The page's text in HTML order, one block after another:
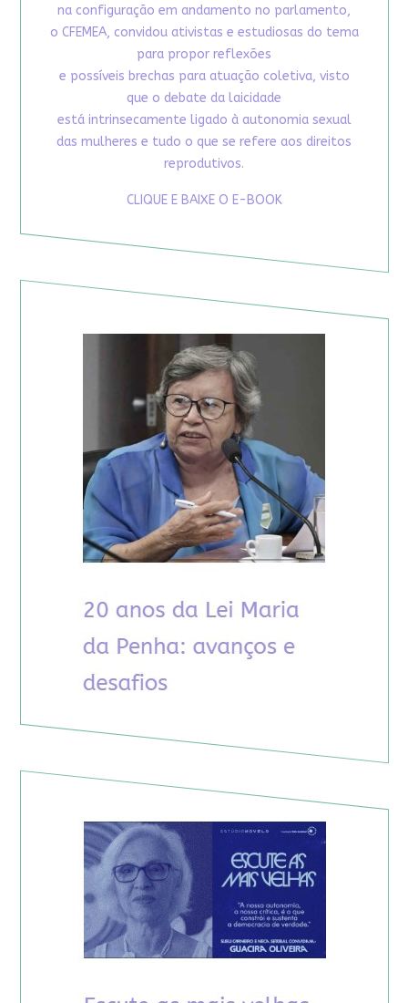
na configuração em andamento no parlamento,
o CFEMEA, convidou ativistas e estudiosas do tema
para propor reflexões
e possíveis brechas para atuação coletiva, visto
que o debate da laicidade
está intrinsecamente ligado à autonomia sexual
das mulheres e tudo o que se refere aos direitos
reprodutivos.
CLIQUE E BAIXE O E-BOOK